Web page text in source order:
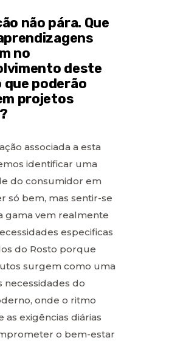
não pára. Que
no
deste
poderão
projetos
associada a esta
identificar uma
do consumidor em
só bem, mas sentir-se
gama vem realmente
especificas
do Rosto porque
surgem como uma
necessidades do
onde o ritmo
as exigências diárias
o bem-estar